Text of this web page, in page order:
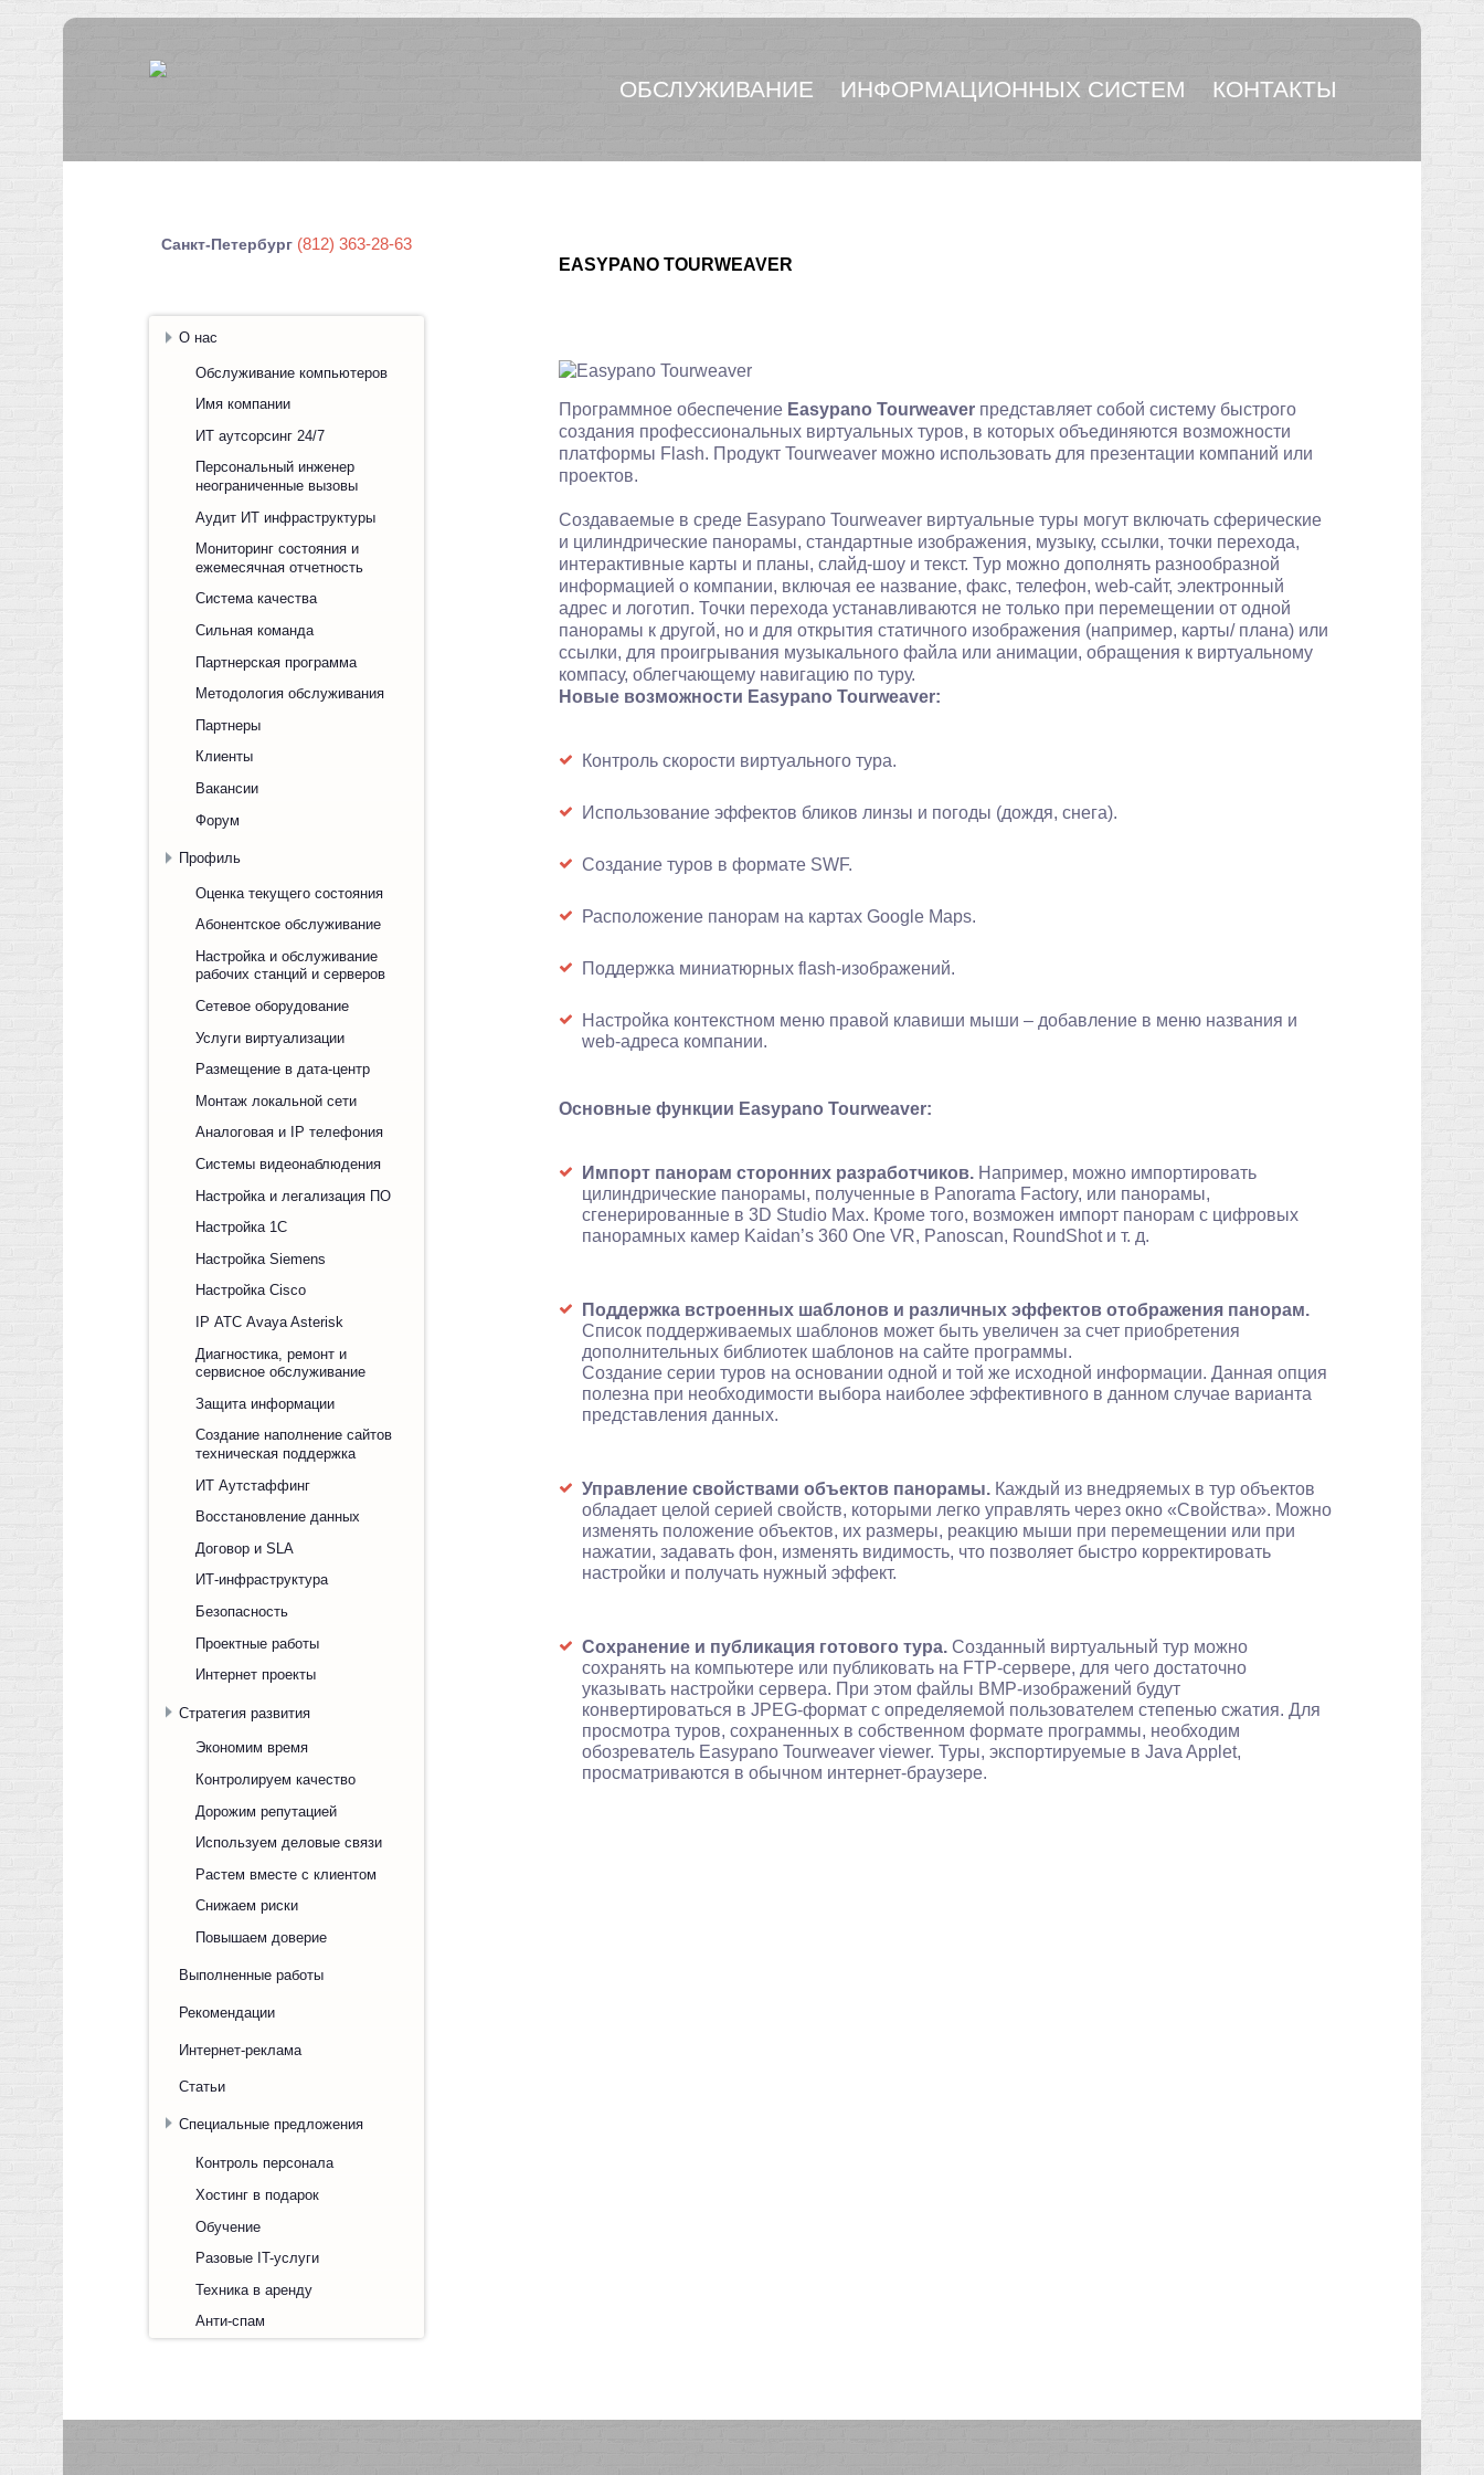
ОБСЛУЖИВАНИЕ ИНФОРМАЦИОННЫХ СИСТЕМ КОНТАКТЫ
EASYPANO TOURWEAVER
Программное обеспечение Easypano Tourweaverпредставляет собой систему быстрого
создания профессиональных виртуальных туров, в которых объединяются возможности
платформы Flash. Продукт Tourweaver можно использовать для презентации компаний или
проектов.
Создаваемые в среде Easypano Tourweaver виртуальные туры могут включать сферические
и цилиндрические панорамы, стандартные изображения, музыку, ссылки, точки перехода,
интерактивные карты и планы, слайд-шоу и текст. Тур можно дополнять разнообразной
информацией о компании, включая ее название, факс, телефон, web-сайт, электронный
адрес и логотип. Точки перехода устанавливаются не только при перемещении от одной
панорамы к другой, но и для открытия статичного изображения (например, карты/ плана) или
ссылки, для проигрывания музыкального файла или анимации, обращения к виртуальному
компасу, облегчающему навигацию по туру.
Новые возможности Easypano Tourweaver:
Контроль скорости виртуального тура.
Использование эффектов бликов линзы и погоды (дождя, снега).
Создание туров в формате SWF.
Расположение панорам на картах Google Maps.
Поддержка миниатюрных flash-изображений.
Настройка контекстном меню правой клавиши мыши – добавление в меню названия и
web-адреса компании.
Основные функции Easypano Tourweaver:
Импорт панорам сторонних разработчиков.Например, можно импортировать
цилиндрические панорамы, полученные в Panorama Factory, или панорамы,
сгенерированные в 3D Studio Max. Кроме того, возможен импорт панорам с цифровых
панорамных камер Kaidan’s 360 One VR, Panoscan, RoundShot и т. д.
Поддержка встроенных шаблонов и различных эффектов отображения панорам.
Список поддерживаемых шаблонов может быть увеличен за счет приобретения
дополнительных библиотек шаблонов на сайте программы.
Создание серии туров на основании одной и той же исходной информации. Данная опция
полезна при необходимости выбора наиболее эффективного в данном случае варианта
представления данных.
Управление свойствами объектов панорамы.Каждый из внедряемых в тур объектов
обладает целой серией свойств, которыми легко управлять через окно «Свойства». Можно
изменять положение объектов, их размеры, реакцию мыши при перемещении или при
нажатии, задавать фон, изменять видимость, что позволяет быстро корректировать
настройки и получать нужный эффект.
Сохранение и публикация готового тура.Созданный виртуальный тур можно
сохранять на компьютере или публиковать на FTP-сервере, для чего достаточно
указывать настройки сервера. При этом файлы BMP-изображений будут
конвертироваться в JPEG-формат с определяемой пользователем степенью сжатия. Для
просмотра туров, сохраненных в собственном формате программы, необходим
обозреватель Easypano Tourweaver viewer. Туры, экспортируемые в Java Applet,
просматриваются в обычном интернет-браузере.
Санкт-Петербург (812) 363-28-63
О нас
Обслуживание компьютеров
Имя компании
ИТ аутсорсинг 24/7
Персональный инженер
неограниченные вызовы
Аудит ИТ инфраструктуры
Мониторинг состояния и
ежемесячная отчетность
Система качества
Сильная команда
Партнерская программа
Методология обслуживания
Партнеры
Клиенты
Вакансии
Форум
Профиль
Оценка текущего состояния
Абонентское обслуживание
Настройка и обслуживание
рабочих станций и серверов
Сетевое оборудование
Услуги виртуализации
Размещение в дата-центр
Монтаж локальной сети
Аналоговая и IP телефония
Системы видеонаблюдения
Настройка и легализация ПО
Настройка 1С
Настройка Siemens
Настройка Cisco
IP АТС Avaya Asterisk
Диагностика, ремонт и
сервисное обслуживание
Защита информации
Создание наполнение сайтов
техническая поддержка
ИТ Аутстаффинг
Восстановление данных
Договор и SLA
ИТ-инфраструктура
Безопасность
Проектные работы
Интернет проекты
Стратегия развития
Экономим время
Контролируем качество
Дорожим репутацией
Используем деловые связи
Растем вместе с клиентом
Снижаем риски
Повышаем доверие
Выполненные работы
Рекомендации
Интернет-реклама
Статьи
Специальные предложения
Контроль персонала
Хостинг в подарок
Обучение
Разовые IT-услуги
Техника в аренду
Анти-спам